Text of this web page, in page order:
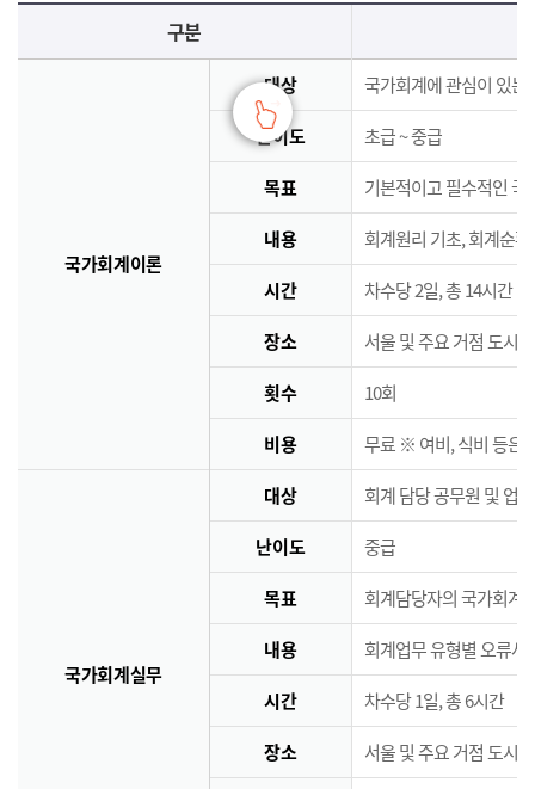
구분
국가회계이론
대상 국가회계에 관심이 있는
난이도 초급 ~ 중급
목표 기본적이고 필수적인 국
내용 회계원리 기초, 회계순
시간 차수당 2일, 총 14시간
장소 서울 및 주요 거점 도시
횟수 10회
비용 무료 ※ 여비, 식비 등은
국가회계실무
대상 회계 담당 공무원 및 업
난이도 중급
목표 회계담당자의 국가회계
내용 회계업무 유형별 오류사
시간 차수당 1일, 총 6시간
장소 서울 및 주요 거점 도시